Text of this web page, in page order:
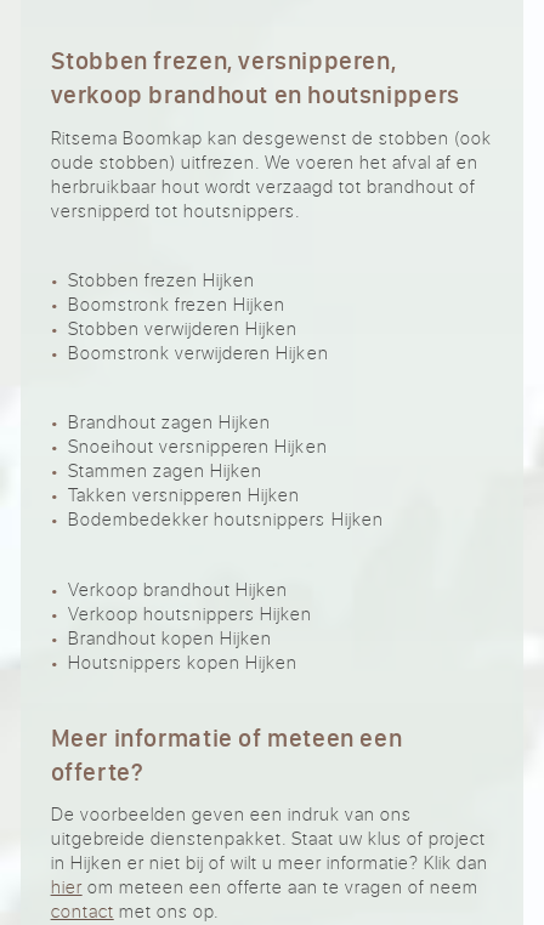
Stobben frezen, versnipperen,
verkoop brandhout en houtsnippers
Ritsema Boomkap kan desgewenst de stobben (ook
oude stobben) uitfrezen. We voeren het afval af en
herbruikbaar hout wordt verzaagd tot brandhout of
versnipperd tot houtsnippers.
Stobben frezen Hijken
Boomstronk frezen Hijken
Stobben verwijderen Hijken
Boomstronk verwijderen Hijken
Brandhout zagen Hijken
Snoeihout versnipperen Hijken
Stammen zagen Hijken
Takken versnipperen Hijken
Bodembedekker houtsnippers Hijken
Verkoop brandhout Hijken
Verkoop houtsnippers Hijken
Brandhout kopen Hijken
Houtsnippers kopen Hijken
Meer informatie of meteen een
offerte?
De voorbeelden geven een indruk van ons
uitgebreide dienstenpakket. Staat uw klus of project
in Hijken er niet bij of wilt u meer informatie? Klik dan
hierom meteen een offerte aan te vragen of neem
contact met ons op.